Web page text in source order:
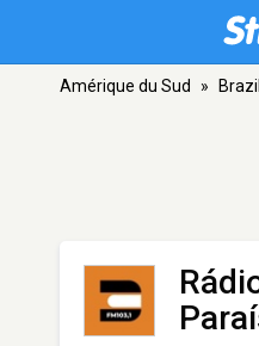
Amérique du Sud » Brazil